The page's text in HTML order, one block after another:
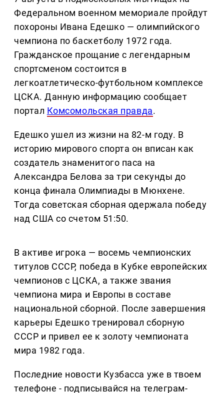
Федеральном военном мемориале пройдут
похороны Ивана Едешко — олимпийского
чемпиона по баскетболу 1972 года.
Гражданское прощание с легендарным
спортсменом состоится в
легкоатлетическо-футбольном комплексе
ЦСКА. Данную информацию сообщает
портал Комсомольская правда.
Едешко ушел из жизни на 82-м году. В
историю мирового спорта он вписан как
создатель знаменитого паса на
Александра Белова за три секунды до
конца финала Олимпиады в Мюнхене.
Тогда советская сборная одержала победу
над США со счетом 51:50.
В активе игрока — восемь чемпионских
титулов СССР, победа в Кубке европейских
чемпионов с ЦСКА, а также звания
чемпиона мира и Европы в составе
национальной сборной. После завершения
карьеры Едешко тренировал сборную
СССР и привел ее к золоту чемпионата
мира 1982 года.
Последние новости Кузбасса уже в твоем
телефоне - подписывайся на телеграм-